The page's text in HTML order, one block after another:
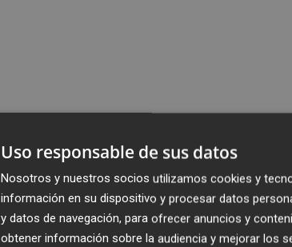
Uso responsable de sus datos
Nosotros y nuestros socios utilizamos cookies y
información en su dispositivo y procesar datos
y datos de navegación, para ofrecer anuncios y
obtener información sobre la audiencia y mejorar los